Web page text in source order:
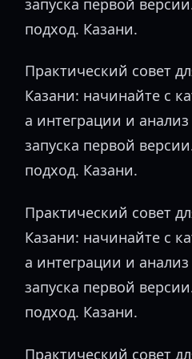
подход. Казани.
Практический совет
Казани: начинайте с
а интеграции и
запуска первой
подход. Казани.
Практический совет
Казани: начинайте с
а интеграции и
запуска первой
подход. Казани.
Практический совет